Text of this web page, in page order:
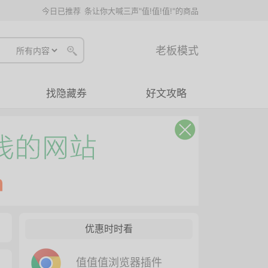
今日已推荐 条让你大喊三声"值!值!值!"的商品
老板模式
找隐藏券 好文攻略
优惠时时看
值值值浏览器插件